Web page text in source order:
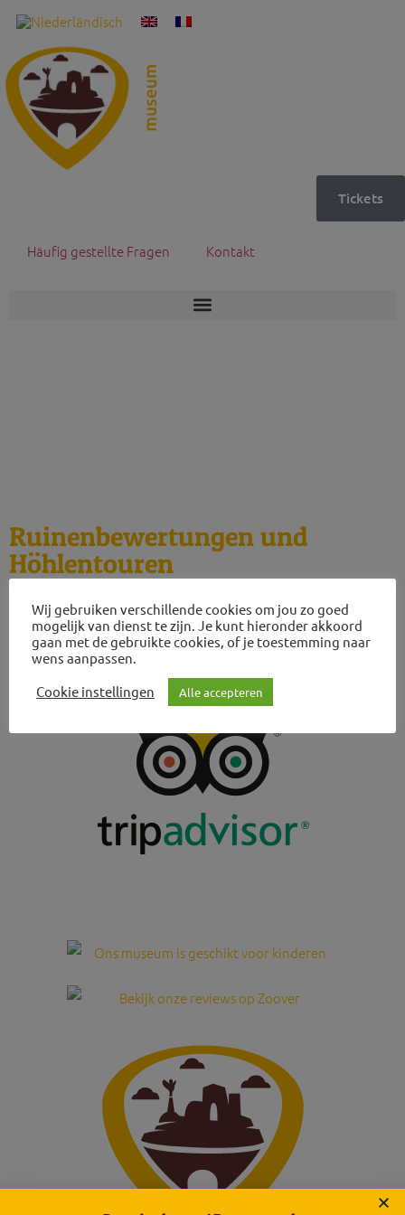
Tickets
Häufig gestellte Fragen Kontakt
Ruinenbewertungen und
Höhlentouren
Wij gebruiken verschillende cookies om jou zo goed
mogelijk van dienst te zijn. Je kunt hieronder akkoord
gaan met de gebruikte cookies, of je toestemming naar
wens aanpassen.
Cookie instellingen
Alle accepteren